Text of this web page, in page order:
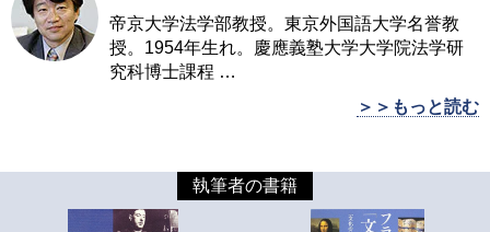
帝京大学法学部教授。東京外国語大学名誉教
授。1954年生れ。慶應義塾大学大学院法学研
究科博士課程 …
＞＞もっと読む
執筆者の書籍